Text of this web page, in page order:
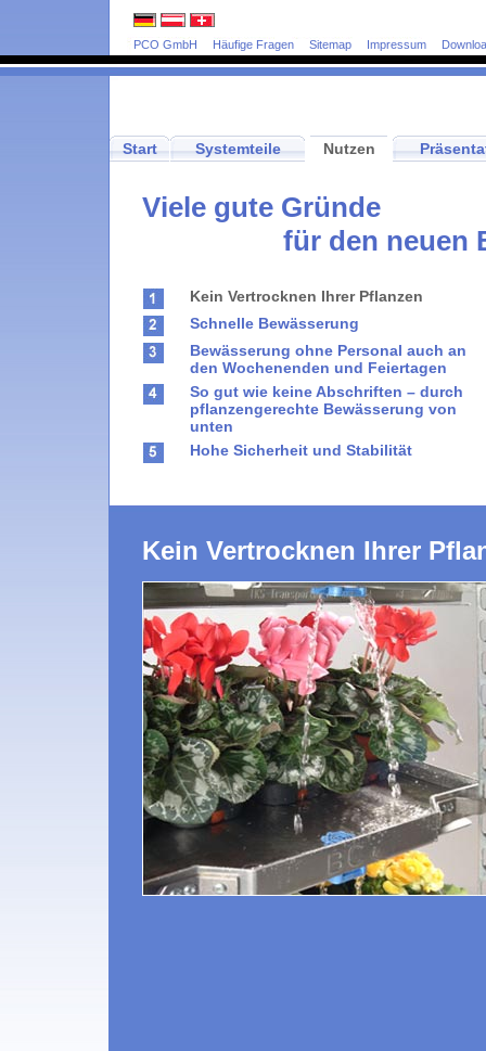
PCO GmbH Häufige Fragen Sitemap Impressum
Start Systemteile Nutzen
Viele gute Gründe
für den neuen
Kein Vertrocknen Ihrer Pflanzen
Schnelle Bewässerung
Bewässerung ohne Personal auch an
den Wochenenden und Feiertagen
So gut wie keine Abschriften – durch
pflanzengerechte Bewässerung von
unten
Hohe Sicherheit und Stabilität
Kein Vertrocknen Ihrer